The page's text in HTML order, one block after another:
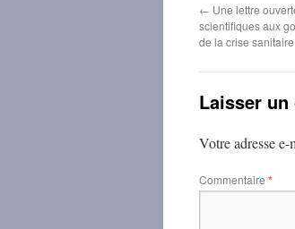
← Une lettre
scientifiques aux
de la crise sanitaire.
Laisser
Votre adresse
Commentaire *